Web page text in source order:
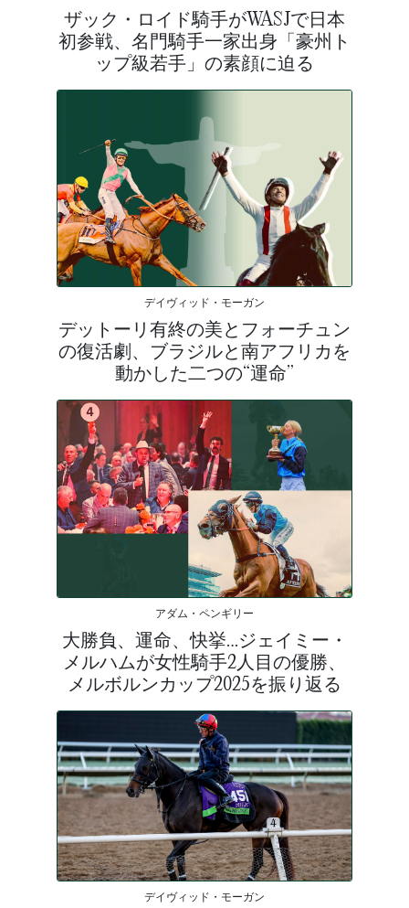
ザック・ロイド騎手がWASJで日本
初参戦、名門騎手一家出身「豪州ト
ップ級若手」の素顔に迫る
デイヴィッド・モーガン
デットーリ有終の美とフォーチュン
の復活劇、ブラジルと南アフリカを
動かした二つの“運命”
アダム・ペンギリー
大勝負、運命、快挙…ジェイミー・
メルハムが女性騎手2人目の優勝、
メルボルンカップ2025を振り返る
デイヴィッド・モーガン